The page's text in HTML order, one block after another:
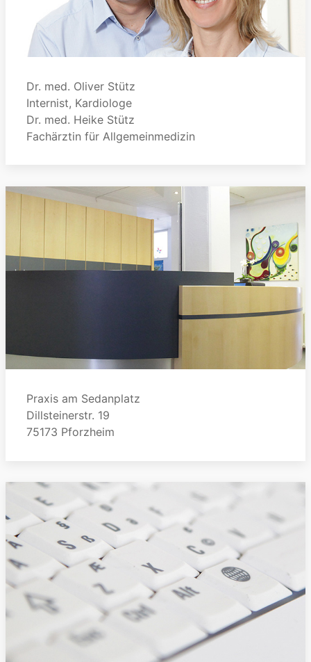
Dr. med. Oliver Stütz
Internist, Kardiologe
Dr. med. Heike Stütz
Fachärztin für Allgemeinmedizin
Praxis am Sedanplatz
Dillsteinerstr. 19
75173 Pforzheim